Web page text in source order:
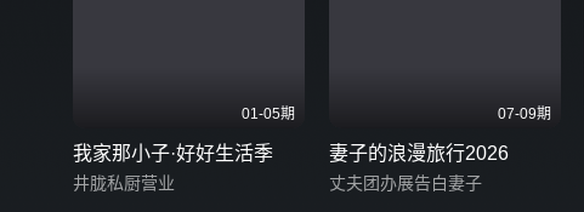
01-05期
我家那小子·好好生活季
井胧私厨营业
07-09期
妻子的浪漫旅行2026
丈夫团办展告白妻子